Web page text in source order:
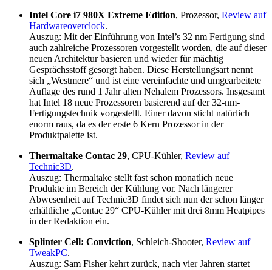
Intel Core i7 980X Extreme Edition, Prozessor, Review auf
Hardwareoverclock.
Auszug: Mit der Einführung von Intel’s 32 nm Fertigung sind
auch zahlreiche Prozessoren vorgestellt worden, die auf dieser
neuen Architektur basieren und wieder für mächtig
Gesprächsstoff gesorgt haben. Diese Herstellungsart nennt
sich „Westmere“ und ist eine vereinfachte und umgearbeitete
Auflage des rund 1 Jahr alten Nehalem Prozessors. Insgesamt
hat Intel 18 neue Prozessoren basierend auf der 32-nm-
Fertigungstechnik vorgestellt. Einer davon sticht natürlich
enorm raus, da es der erste 6 Kern Prozessor in der
Produktpalette ist.
Thermaltake Contac 29, CPU-Kühler, Review auf
Technic3D.
Auszug: Thermaltake stellt fast schon monatlich neue
Produkte im Bereich der Kühlung vor. Nach längerer
Abwesenheit auf Technic3D findet sich nun der schon länger
erhältliche „Contac 29“ CPU-Kühler mit drei 8mm Heatpipes
in der Redaktion ein.
Splinter Cell: Conviction, Schleich-Shooter, Review auf
TweakPC.
Auszug: Sam Fisher kehrt zurück, nach vier Jahren startet